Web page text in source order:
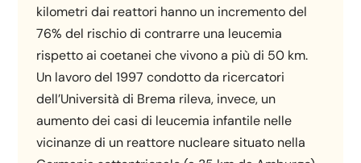
kilometri dai reattori hanno un incremento del
76% del rischio di contrarre una leucemia
rispetto ai coetanei che vivono a più di 50 km.
Un lavoro del 1997 condotto da ricercatori
dell’Università di Brema rileva, invece, un
aumento dei casi di leucemia infantile nelle
vicinanze di un reattore nucleare situato nella